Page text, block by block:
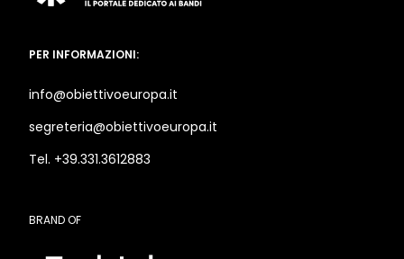
PER INFORMAZIONI:
info@obiettivoeuropa.it
segreteria@obiettivoeuropa.it
Tel. +39.331.3612883
BRAND OF